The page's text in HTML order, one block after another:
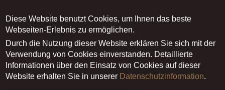
Diese Website benutzt Cookies, um Ihnen das beste
Webseiten-Erlebnis zu ermöglichen.
Durch die Nutzung dieser Website erklären Sie sich mit der
Verwendung von Cookies einverstanden. Detaillierte
Informationen über den Einsatz von Cookies auf dieser
Website erhalten Sie in unserer Datenschutzinformation.